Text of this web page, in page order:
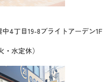
4丁目19-8ブライトアーデン1F
・水定休）